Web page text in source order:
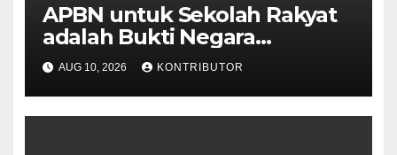
APBN untuk Sekolah Rakyat
adalah Bukti Negara
Berpihak pada Mobilitas
Sosial
AUG 10, 2026 KONTRIBUTOR